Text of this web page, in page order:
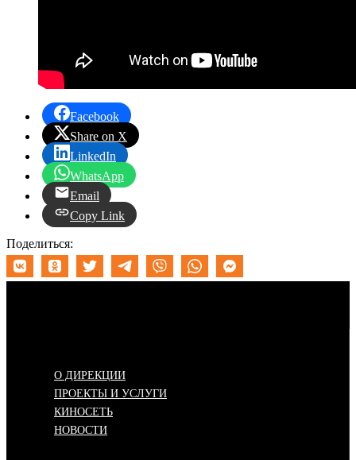
Facebook
Share on X
LinkedIn
WhatsApp
Email
Copy Link
Поделиться:
О ДИРЕКЦИИ
ПРОЕКТЫ И УСЛУГИ
КИНОСЕТЬ
НОВОСТИ